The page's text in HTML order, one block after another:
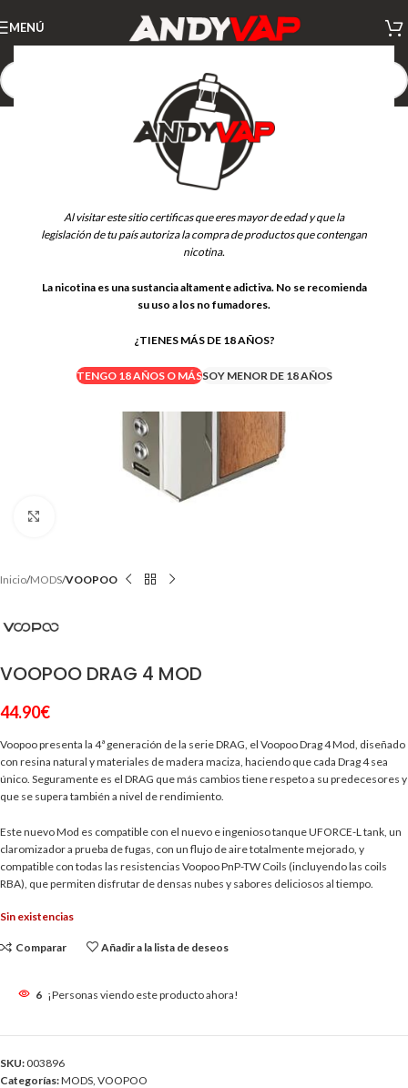
Al visitar este sitio certificas que eres mayor de edad y que la
legislación de tu país autoriza la compra de productos que contengan
nicotina.
La nicotina es una sustancia altamente adictiva. No se recomienda
su uso a los no fumadores.
¿TIENES MÁS DE 18 AÑOS?
TENGO 18 AÑOS O MÁSSOY MENOR DE 18 AÑOS
MENÚ
Inicio MODS VOOPOO
VOOPOO DRAG 4 MOD
44.90€
Voopoo presenta la 4ª generación de la serie DRAG, el Voopoo Drag 4 Mod, diseñado
con resina natural y materiales de madera maciza, haciendo que cada Drag 4 sea
único. Seguramente es el DRAG que más cambios tiene respeto a su predecesores y
que se supera también a nivel de rendimiento.
Este nuevo Mod es compatible con el nuevo e ingenioso tanque UFORCE-L tank, un
claromizador a prueba de fugas, con un flujo de aire totalmente mejorado, y
compatible con todas las resistencias Voopoo PnP-TW Coils (incluyendo las coils
RBA), que permiten disfrutar de densas nubes y sabores deliciosos al tiempo.
Sin existencias
Comparar Añadir a la lista de deseos
6 ¡Personas viendo este producto ahora!
SKU: 003896
Categorías:MODS VOOPOO